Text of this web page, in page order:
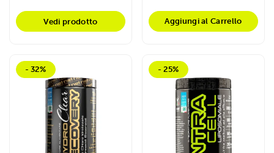
Vedi prodotto Aggiungi al Carrello
- 32% - 25%